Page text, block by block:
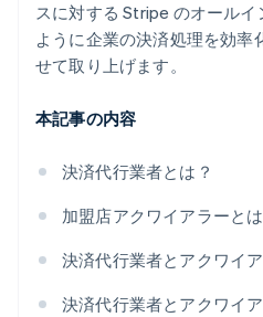
スに対する Stripe のオール
ように企業の決済処理を効
せて取り上げます。
本記事の内容
決済代行業者とは？
加盟店アクワイアラーとは
決済代行業者とアクワイ
決済代行業者とアクワイ